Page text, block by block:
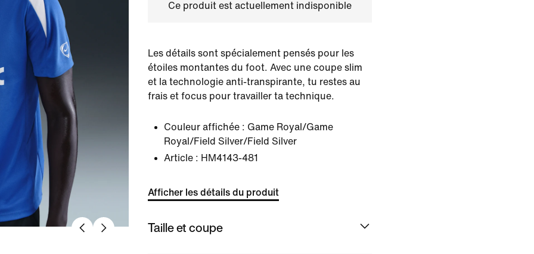
Ce produit est actuellement indisponible
Les détails sont spécialement pensés pour les
étoiles montantes du foot. Avec une coupe slim
et la technologie anti-transpirante, tu restes au
frais et focus pour travailler ta technique.
Couleur affichée : Game Royal/Game
Royal/Field Silver/Field Silver
Article : HM4143-481
Afficher les détails du produit
Taille et coupe